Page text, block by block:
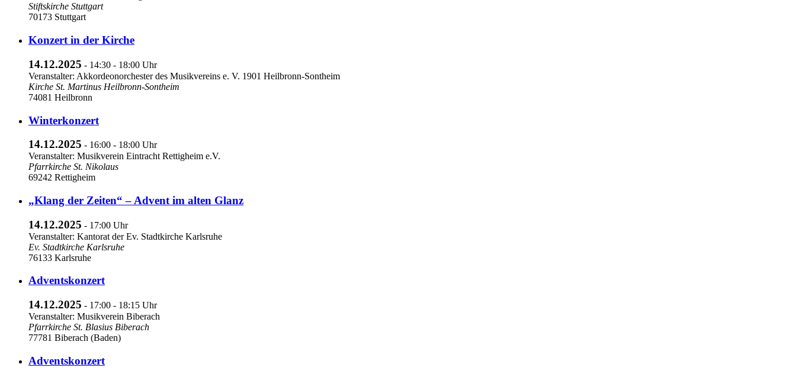
Stiftskirche Stuttgart
70173 Stuttgart
Konzert in der Kirche
14.12.2025 - 14:30 - 18:00 Uhr
Veranstalter: Akkordeonorchester des Musikvereins e. V. 1901 Heilbronn-Sontheim
Kirche St. Martinus Heilbronn-Sontheim
74081 Heilbronn
Winterkonzert
14.12.2025 - 16:00 - 18:00 Uhr
Veranstalter: Musikverein Eintracht Rettigheim e.V.
Pfarrkirche St. Nikolaus
69242 Rettigheim
„Klang der Zeiten“ – Advent im alten Glanz
14.12.2025 - 17:00 Uhr
Veranstalter: Kantorat der Ev. Stadtkirche Karlsruhe
Ev. Stadtkirche Karlsruhe
76133 Karlsruhe
Adventskonzert
14.12.2025 - 17:00 - 18:15 Uhr
Veranstalter: Musikverein Biberach
Pfarrkirche St. Blasius Biberach
77781 Biberach (Baden)
Adventskonzert